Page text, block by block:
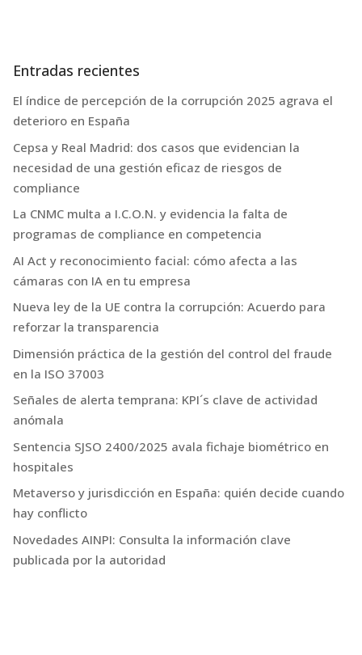
Entradas recientes
El índice de percepción de la corrupción 2025 agrava el
deterioro en España
Cepsa y Real Madrid: dos casos que evidencian la
necesidad de una gestión eficaz de riesgos de
compliance
La CNMC multa a I.C.O.N. y evidencia la falta de
programas de compliance en competencia
AI Act y reconocimiento facial: cómo afecta a las
cámaras con IA en tu empresa
Nueva ley de la UE contra la corrupción: Acuerdo para
reforzar la transparencia
Dimensión práctica de la gestión del control del fraude
en la ISO 37003
Señales de alerta temprana: KPI´s clave de actividad
anómala
Sentencia SJSO 2400/2025 avala fichaje biométrico en
hospitales
Metaverso y jurisdicción en España: quién decide cuando
hay conflicto
Novedades AINPI: Consulta la información clave
publicada por la autoridad